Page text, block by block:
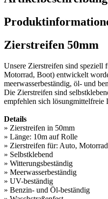
Zierstreifen 50mm
Unsere Zierstreifen sind speziell
Motorrad, Boot) entwickelt
meerwasserbeständig, öl- und
Die Zierstreifen sind
empfehlen sich lösungmittelfreie
Details
» Zierstreifen in 50mm
» Länge: 10m auf Rolle
» Zierstreifen für: Auto,
» Selbstklebend
» Witterungsbeständig
» Meerwasserbeständig
» UV-beständig
» Benzin- und Öl-beständig